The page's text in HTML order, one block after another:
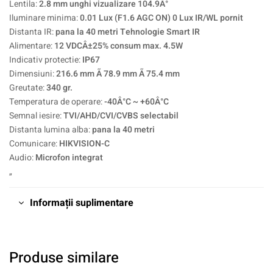
Lentila:2.8 mm unghi vizualizare 104.9Â°
Iluminare minima:0.01 Lux (F1.6 AGC ON) 0 Lux IR/WL pornit
Distanta IR:pana la 40 metri Tehnologie Smart IR
Alimentare:12 VDCÂ±25% consum max. 4.5W
Indicativ protectie:IP67
Dimensiuni:216.6 mm Ã 78.9 mm Ã 75.4 mm
Greutate:340 gr.
Temperatura de operare:-40Â°C ~ +60Â°C
Semnal iesire:TVI/AHD/CVI/CVBS selectabil
Distanta lumina alba:pana la 40 metri
Comunicare:HIKVISION-C
Audio:Microfon integrat
„
Informații suplimentare
Produse similare